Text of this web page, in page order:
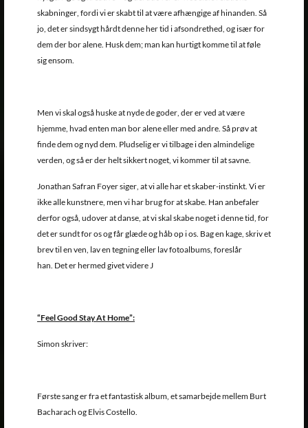
skabninger, fordi vi er skabt til at være afhængige af hinanden. Så
jo, det er sindsygt hårdt denne her tid i afsondrethed, og især for
dem der bor alene. Husk dem; man kan hurtigt komme til at føle
sig ensom.
Men vi skal også huske at nyde de goder, der er ved at være
hjemme, hvad enten man bor alene eller med andre. Så prøv at
finde dem og nyd dem. Pludselig er vi tilbage i den almindelige
verden, og så er der helt sikkert noget, vi kommer til at savne.
Jonathan Safran Foyer siger, at vi alle har et skaber-instinkt. Vi er
ikke alle kunstnere, men vi har brug for at skabe. Han anbefaler
derfor også, udover at danse, at vi skal skabe noget i denne tid, for
det er sundt for os og får glæde og håb op i os. Bag en kage, skriv et
brev til en ven, lav en tegning eller lav fotoalbums, foreslår
han. Det er hermed givet videre J
“Feel Good Stay At Home”:
Simon skriver:
Første sang er fra et fantastisk album, et samarbejde mellem Burt
Bacharach og Elvis Costello.